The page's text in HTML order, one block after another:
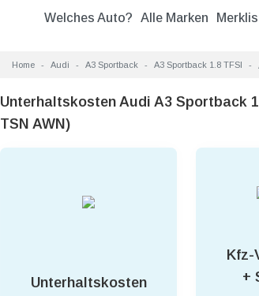
Welches Auto? Alle Marken
Home Audi A3 Sportback A3 Sportback 1.8 TFSI
Unterhaltskosten Audi A3 Sportback
TSN AWN)
Unterhaltskosten
Kfz-
+